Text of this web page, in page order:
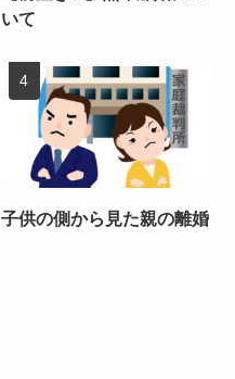
いて
子供の側から見た親の離婚